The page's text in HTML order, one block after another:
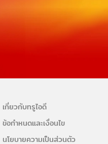
เกี่ยวกับทรูไอดี
ข้อกำหนดและเงื่อนไข
นโยบายความเป็นส่วนตัว